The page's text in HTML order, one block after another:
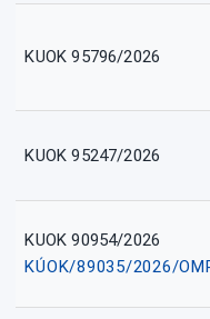
KUOK 95796/2026
KUOK 95247/2026
KUOK 90954/2026
KÚOK/89035/2026/